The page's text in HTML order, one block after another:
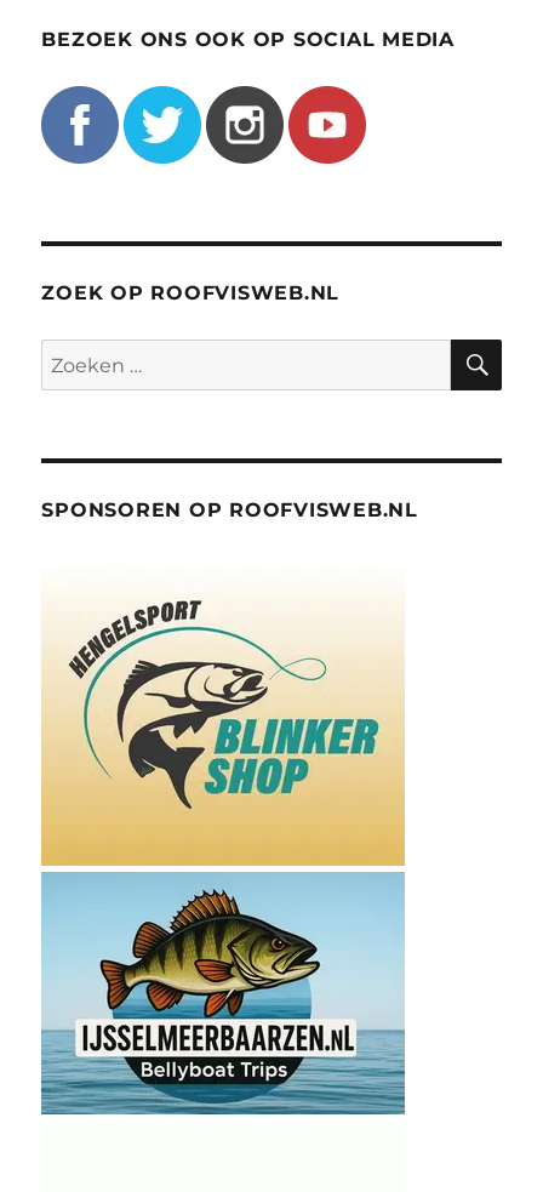
BEZOEK ONS OOK OP SOCIAL MEDIA
ZOEK OP ROOFVISWEB.NL
Zoeken
naar:
SPONSOREN OP ROOFVISWEB.NL